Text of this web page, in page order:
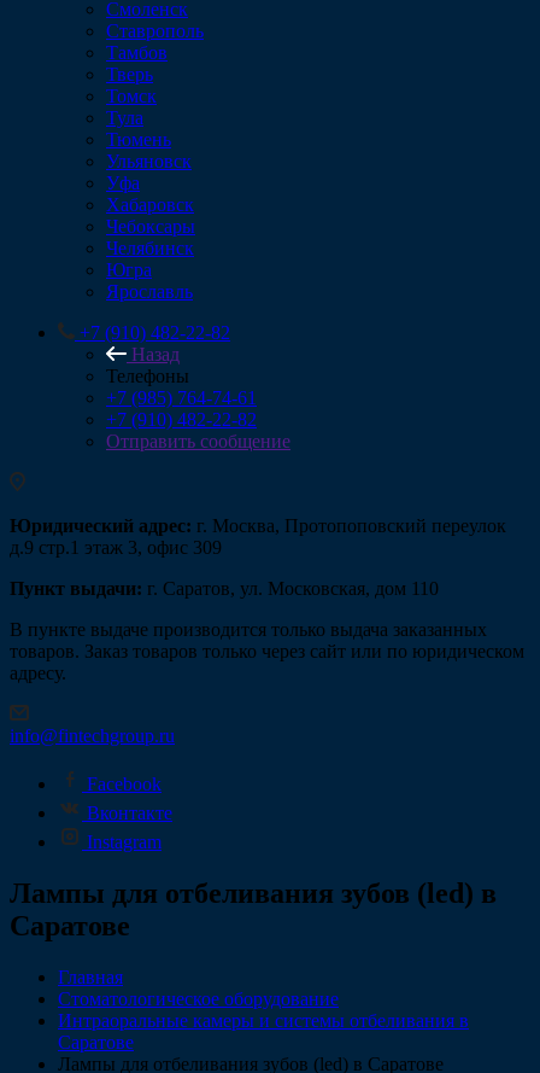
Смоленск
Ставрополь
Тамбов
Тверь
Томск
Тула
Тюмень
Ульяновск
Уфа
Хабаровск
Чебоксары
Челябинск
Югра
Ярославль
+7 (910) 482-22-82
Назад
Телефоны
+7 (985) 764-74-61
+7 (910) 482-22-82
Отправить сообщение
Юридический адрес: г. Москва, Протопоповский переулок
д.9 стр.1 этаж 3, офис 309
Пункт выдачи: г. Саратов, ул. Московская, дом 110
В пункте выдаче производится только выдача заказанных
товаров. Заказ товаров только через сайт или по юридическом
адресу.
info@fintechgroup.ru
Facebook
Вконтакте
Instagram
Лампы для отбеливания зубов (led) в
Саратове
Главная
Стоматологическое оборудование
Интраоральные камеры и системы отбеливания в
Саратове
Лампы для отбеливания зубов (led) в Саратове